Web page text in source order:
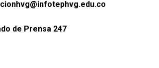
de Prensa 247